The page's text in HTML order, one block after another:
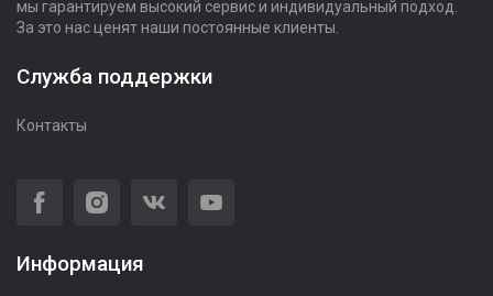
мы гарантируем высокий сервис и индивидуальный подход.
За это нас ценят наши постоянные клиенты.
Служба поддержки
Контакты
Информация